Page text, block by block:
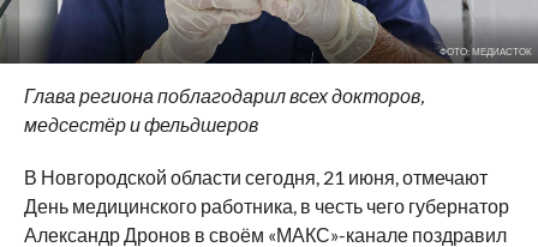
ФОТО: МЕДИАСТОК
Глава региона поблагодарил всех докторов,
медсестёр и фельдшеров
В Новгородской области сегодня, 21 июня, отмечают
День медицинского работника, в честь чего губернатор
Александр Дронов в своём «МАКС»-канале поздравил